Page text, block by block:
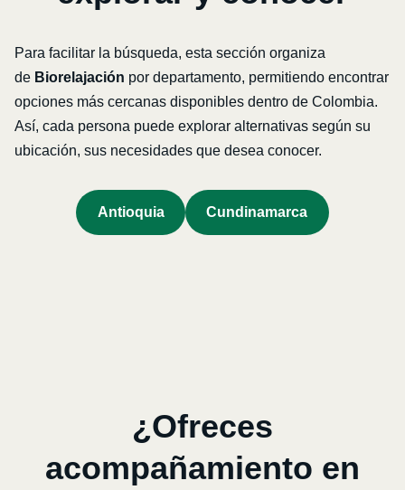
Para facilitar la búsqueda, esta sección organiza
de Biorelajación por departamento, permitiendo encontrar
opciones más cercanas disponibles dentro de Colombia.
Así, cada persona puede explorar alternativas según su
ubicación, sus necesidades que desea conocer.
Antioquia Cundinamarca
¿Ofreces
acompañamiento en